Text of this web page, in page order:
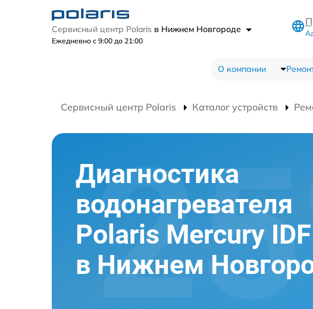
Сервисный центр Polaris в Нижнем Новгороде
Ежедневно с 9:00 до 21:00
О компании
Сервисный центр Polaris Каталог устройств
Диагностика
водонагревателя
Polaris Mercury
в Нижнем